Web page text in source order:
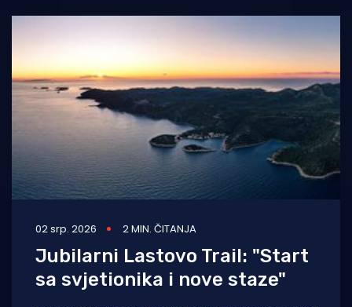
02 srp. 2026 2 MIN. ČITANJA
Jubilarni Lastovo Trail: "Start
sa svjetionika i nove staze"